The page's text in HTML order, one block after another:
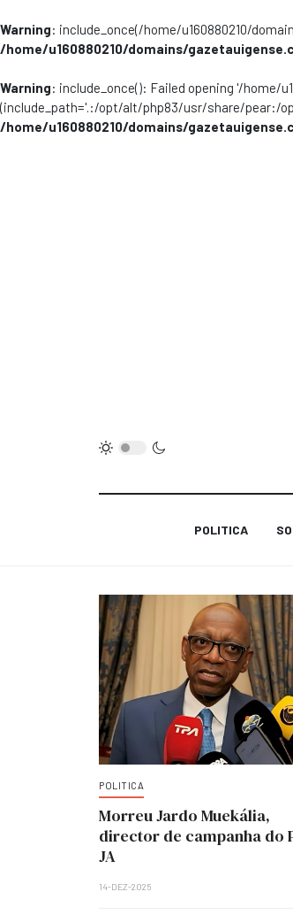
Warning: include_once(/home/u160880210/
/home/u160880210/domains/
Warning: include_once(): Failed opening '/
(include_path='.:/opt/alt/php83/usr/share/pear:/
/home/u160880210/domains/
POLITICA
POLITICA
Morreu Jardo Muekália,
director de campanha do
JA
14-DEZ-2025